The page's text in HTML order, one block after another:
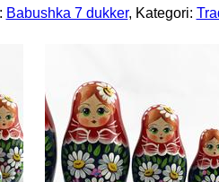
Babushka 7 dukker, Kategori: